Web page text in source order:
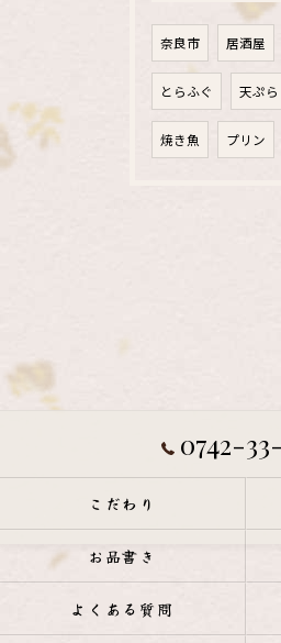
奈良市 居酒屋
とらふぐ 天ぷら
焼き魚 プリン
0742-
こだわり
お品書き
よくある質問